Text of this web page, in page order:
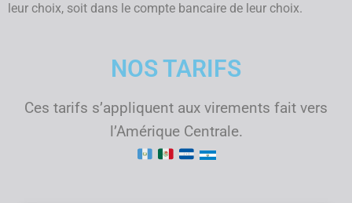
leur choix, soit dans le compte bancaire de leur choix.
NOS TARIFS
Ces tarifs s’appliquent aux virements fait vers
l’Amérique Centrale.